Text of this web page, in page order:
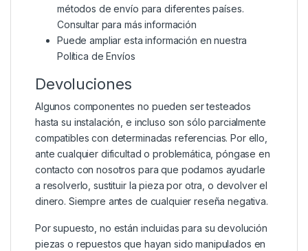
métodos de envío para diferentes países.
Consultar para más información
Puede ampliar esta información en nuestra
Política de Envíos
Devoluciones
Algunos componentes no pueden ser testeados
hasta su instalación, e incluso son sólo parcialmente
compatibles con determinadas referencias. Por ello,
ante cualquier dificultad o problemática, póngase en
contacto con nosotros para que podamos ayudarle
a resolverlo, sustituir la pieza por otra, o devolver el
dinero. Siempre antes de cualquier reseña negativa.
Por supuesto, no están incluidas para su devolución
piezas o repuestos que hayan sido manipulados en